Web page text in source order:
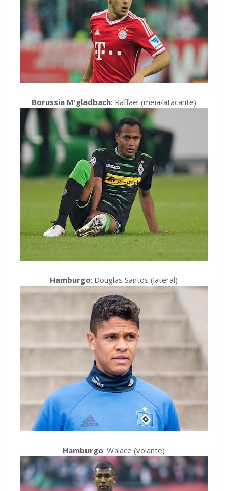
Borussia M'gladbach: Raffael (meia/atacante)
Hamburgo: Douglas Santos (lateral)
Hamburgo: Walace (volante)